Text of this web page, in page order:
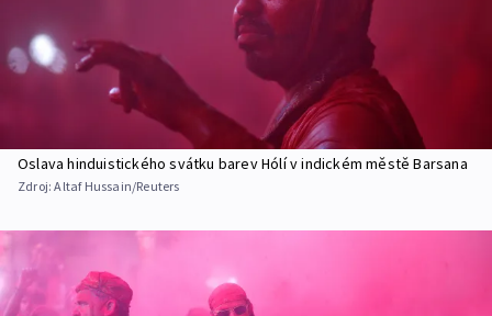
Oslava hinduistického svátku barev Hólí v indickém městě Barsana
Zdroj:Altaf Hussain/Reuters